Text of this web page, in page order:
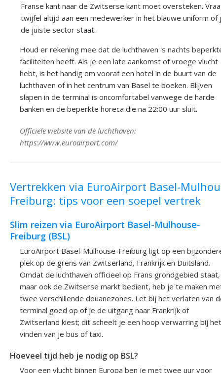
Franse kant naar de Zwitserse kant moet oversteken.
twijfel altijd aan een medewerker in het blauwe uniform of
de juiste sector staat.
Houd er rekening mee dat de luchthaven 's nachts
faciliteiten heeft. Als je een late aankomst of vroege vlucht
hebt, is het handig om vooraf een hotel in de buurt van de
luchthaven of in het centrum van Basel te boeken. Blijven
slapen in de terminal is oncomfortabel vanwege de harde
banken en de beperkte horeca die na 22:00 uur sluit.
Officiële website van de luchthaven:
https://www.euroairport.com/
Vertrekken via EuroAirport Basel-
Freiburg: tips voor een soepel vertrek
Slim reizen via EuroAirport Basel-Mulhouse-
Freiburg (BSL)
EuroAirport Basel-Mulhouse-Freiburg ligt op een
plek op de grens van Zwitserland, Frankrijk en Duitsland.
Omdat de luchthaven officieel op Frans grondgebied staat,
maar ook de Zwitserse markt bedient, heb je te maken
twee verschillende douanezones. Let bij het verlaten van
terminal goed op of je de uitgang naar Frankrijk of
Zwitserland kiest; dit scheelt je een hoop verwarring bij het
vinden van je bus of taxi.
Hoeveel tijd heb je nodig op BSL?
Voor een vlucht binnen Europa ben je met twee uur voor